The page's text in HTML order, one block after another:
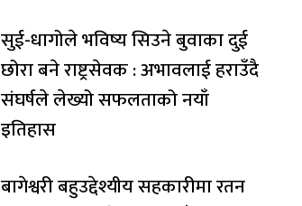
सुई-धागोले भविष्य सिउने बुवाका दुई
छोरा बने राष्ट्रसेवक : अभावलाई हराउँदै
संघर्षले लेख्यो सफलताको नयाँ
इतिहास
बागेश्वरी बहुउद्देश्यीय सहकारीमा रतन